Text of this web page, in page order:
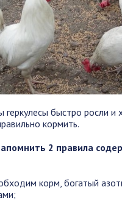
геркулесы быстро росли и
кормить.
2 правила
корм, богатый